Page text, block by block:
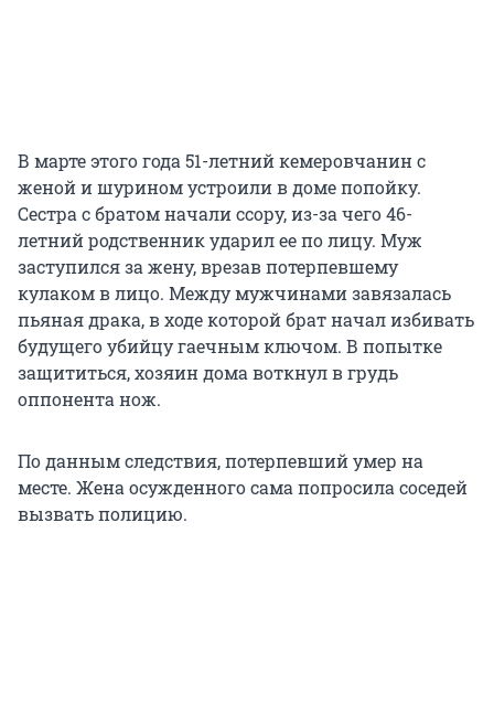
В марте этого года 51-летний кемеровчанин с
женой и шурином устроили в доме попойку.
Сестра с братом начали ссору, из-за чего 46-
летний родственник ударил ее по лицу. Муж
заступился за жену, врезав потерпевшему
кулаком в лицо. Между мужчинами завязалась
пьяная драка, в ходе которой брат начал избивать
будущего убийцу гаечным ключом. В попытке
защититься, хозяин дома воткнул в грудь
оппонента нож.
По данным следствия, потерпевший умер на
месте. Жена осужденного сама попросила соседей
вызвать полицию.